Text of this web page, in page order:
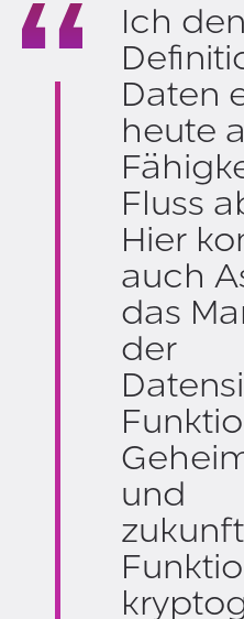
Ich
Daten
heute
Fluss
Hier
auch
das
der
und